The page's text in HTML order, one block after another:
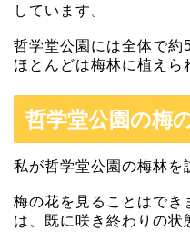
しています。
哲学堂公園には全体で
ほとんどは梅林に植えら
哲学堂公園の梅
私が哲学堂公園の梅林を
梅の花を見ることはでき
は、既に咲き終わりの状